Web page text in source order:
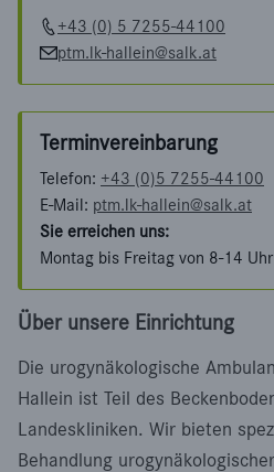
+43 (0) 5 7255-44100
ptm.lk-hallein@salk.at
Terminvereinbarung
Telefon: +43 (0)5 7255-44100
E-Mail: ptm.lk-hallein@salk.at
Sie erreichen uns:
Montag bis Freitag von 8-14 Uhr
Über unsere Einrichtung
Die urogynäkologische
Hallein ist Teil des
Landeskliniken. Wir bieten
Behandlung